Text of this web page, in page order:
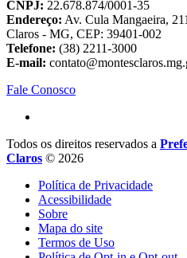
CNPJ: 22.678.874/0001-35
Endereço: Av. Cula Mangaeira,
Claros - MG, CEP: 39401-002
Telefone: (38) 2211-3000
E-mail:
Fale Conosco
Todos os direitos reservados a
Claros © 2026
Política de Privacidade
Acessibilidade
Sobre
Mapa do site
Termos de Uso